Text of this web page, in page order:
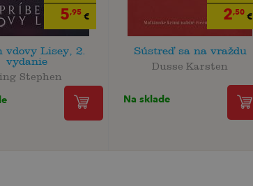
5,95€
vdovy Lisey, 2.
vydanie
Stephen
2,50€
Sústreď sa na vraždu
Dusse Karsten
Na sklade